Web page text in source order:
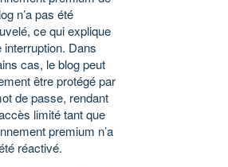
n’a pas été
ce qui explique
interruption. Dans
cas, le blog peut
être protégé par
de passe, rendant
limité tant que
premium n’a
réactivé.